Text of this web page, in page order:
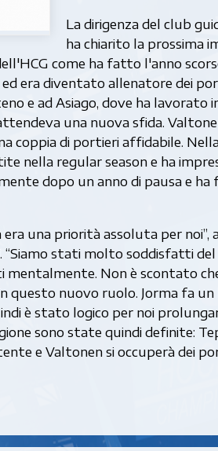
La dirigenza del club
ha chiarito la prossima
come ha fatto l'anno
era diventato allenatore dei
e ad Asiago, dove ha lavorato
una nuova sfida.
coppia di portieri affidabile.
nella regular season e ha
dopo un anno di pausa e
una priorità assoluta per
stati molto soddisfatti
mentalmente. Non è scontato
questo nuovo ruolo. Jorma fa
è stato logico per noi
sono state quindi definite:
e Valtonen si occuperà dei